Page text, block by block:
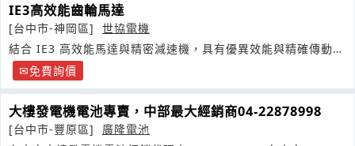
IE3高效能齒輪馬達
[台中市-神岡區]
世協電機
結合 IE3 高效能馬達與精密減速機，具有優異效能與精確傳動的
可靠性免費詢價
大樓發電機電池專賣，中部最大經銷商04-22878998
[台中市-豐原區]
廣隆電池